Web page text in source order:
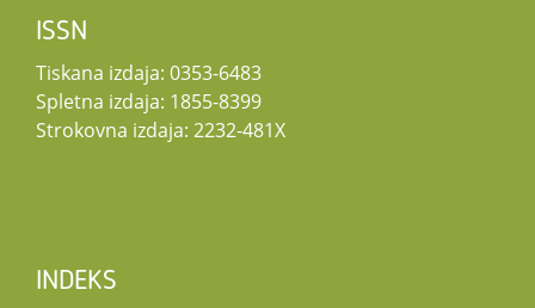
ISSN
Tiskana izdaja: 0353-6483
Spletna izdaja: 1855-8399
Strokovna izdaja: 2232-481X
INDEKS